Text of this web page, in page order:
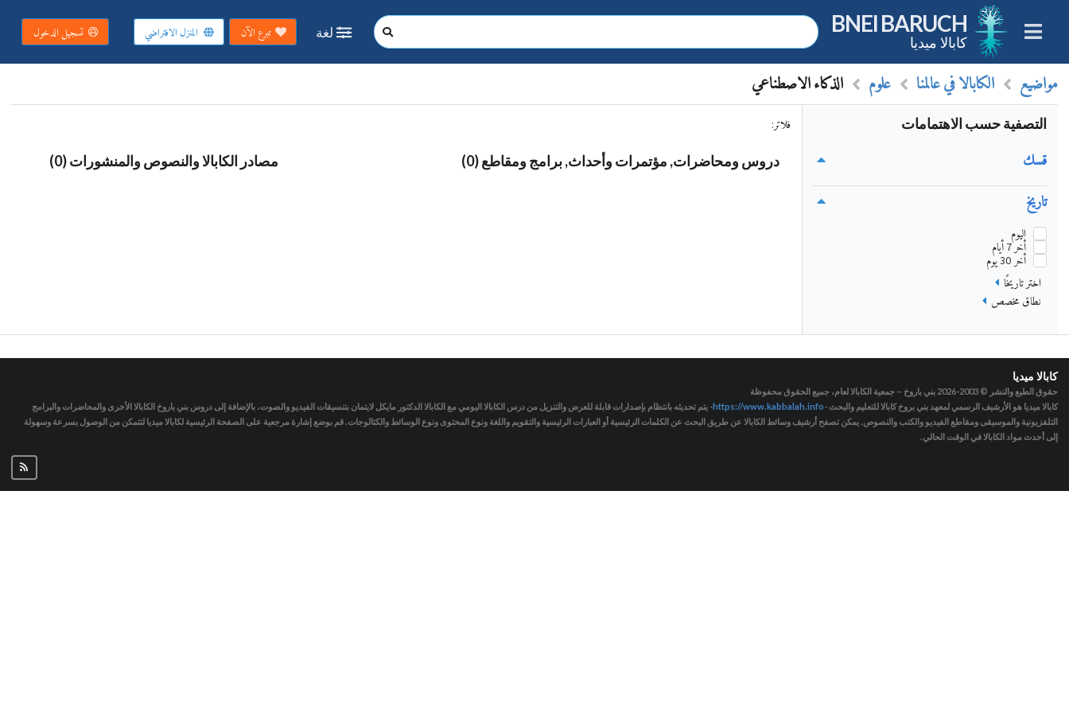
BNEI BARUCH
كابالا ميديا
لغة تبرع الآن المنزل الافتراضي تسجيل الدخول
مواضيع الكابالا في عالمنا علوم الذكاء الاصطناعي
التصفية حسب الاهتمامات
قسك
تاريخ
اليوم
أخر 7 أيام
أخر 30 يوم
اختر تاريخًا
نطاق مخصص
فلاتر :
دروس ومحاضرات, مؤتمرات وأحداث, برامج ومقاطع (0) مصادر الكابالا والنصوص والمنشورات (0)
كابالا ميديا
حقوق الطبع والنشر © 2003-2026
بني باروخ – جمعية الكابالا لعام، جميع الحقوق محفوظة
كابالا ميديا هو الأرشيف الرسمي لمعهد بني بروخ كابالا للتعليم والبحث -https://www.kabbalah.info- يتم تحديثه بانتظام بإصدارات قابلة للعرض والتنزيل من درس الكابالا اليومي مع الكابالا الدكتور مايكل لايتمان بتنسيقات الفيديو والصوت، بالإضافة إلى دروس بني باروخ الكابالا الأخرى والمحاضرات والبرامج
التلفزيونية والموسيقى ومقاطع الفيديو والكتب والنصوص. يمكن تصفح أرشيف وسائط الكابالا عن طريق البحث عن الكلمات الرئيسية أو العبارات الرئيسية والتقويم واللغة ونوع المحتوى ونوع الوسائط والكتالوجات. قم بوضع إشارة مرجعية على الصفحة الرئيسية لكابالا ميديا لتتمكن من الوصول بسرعة وسهولة
إلى أحدث مواد الكابالا في الوقت الحالي.